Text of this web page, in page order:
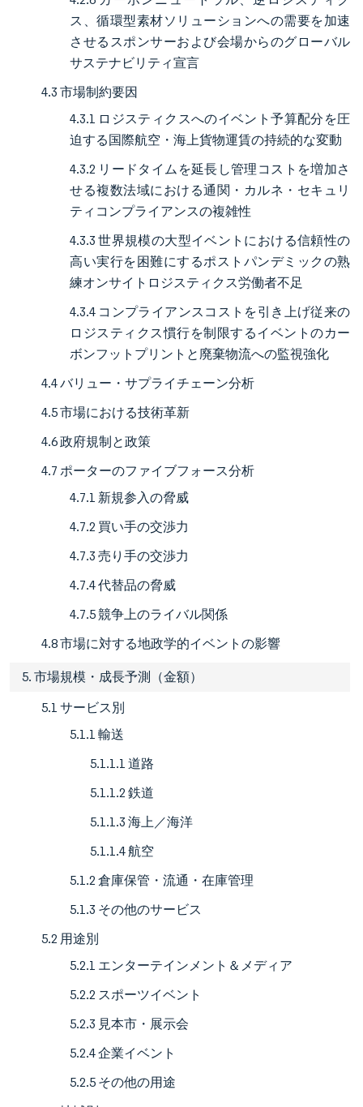
ス、循環型素材ソリューションへの需要を加速
させるスポンサーおよび会場からのグローバル
サステナビリティ宣言
4.3 市場制約要因
4.3.1 ロジスティクスへのイベント予算配分を圧
迫する国際航空・海上貨物運賃の持続的な変動
4.3.2 リードタイムを延長し管理コストを増加さ
せる複数法域における通関・カルネ・セキュリ
ティコンプライアンスの複雑性
4.3.3 世界規模の大型イベントにおける信頼性の
高い実行を困難にするポストパンデミックの熟
練オンサイトロジスティクス労働者不足
4.3.4 コンプライアンスコストを引き上げ従来の
ロジスティクス慣行を制限するイベントのカー
ボンフットプリントと廃棄物流への監視強化
4.4 バリュー・サプライチェーン分析
4.5 市場における技術革新
4.6 政府規制と政策
4.7 ポーターのファイブフォース分析
4.7.1 新規参入の脅威
4.7.2 買い手の交渉力
4.7.3 売り手の交渉力
4.7.4 代替品の脅威
4.7.5 競争上のライバル関係
4.8 市場に対する地政学的イベントの影響
5. 市場規模・成長予測（金額）
5.1 サービス別
5.1.1 輸送
5.1.1.1 道路
5.1.1.2 鉄道
5.1.1.3 海上／海洋
5.1.1.4 航空
5.1.2 倉庫保管・流通・在庫管理
5.1.3 その他のサービス
5.2 用途別
5.2.1 エンターテインメント＆メディア
5.2.2 スポーツイベント
5.2.3 見本市・展示会
5.2.4 企業イベント
5.2.5 その他の用途